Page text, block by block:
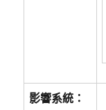
影響系統：